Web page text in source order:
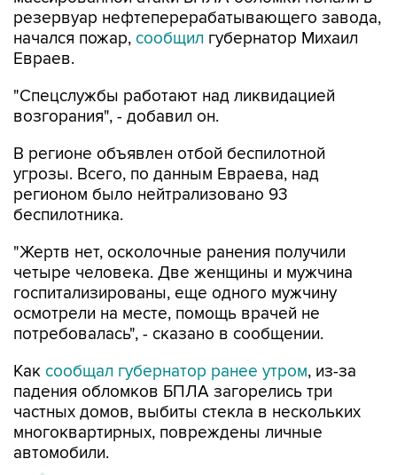
резервуар нефтеперерабатывающего завода,
начался пожар, сообщил губернатор Михаил
Евраев.
"Спецслужбы работают над ликвидацией
возгорания", - добавил он.
В регионе объявлен отбой беспилотной
угрозы. Всего, по данным Евраева, над
регионом было нейтрализовано 93
беспилотника.
"Жертв нет, осколочные ранения получили
четыре человека. Две женщины и мужчина
госпитализированы, еще одного мужчину
осмотрели на месте, помощь врачей не
потребовалась", - сказано в сообщении.
Как сообщал губернатор ранее утром, из-за
падения обломков БПЛА загорелись три
частных домов, выбиты стекла в нескольких
многоквартирных, повреждены личные
автомобили.